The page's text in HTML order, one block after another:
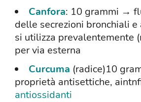
Canfora: 10 grammi →
delle secrezioni bronchiali
si utilizza prevalentemente
per via esterna
Curcuma (radice)10
proprietà antisettiche,
antiossidanti